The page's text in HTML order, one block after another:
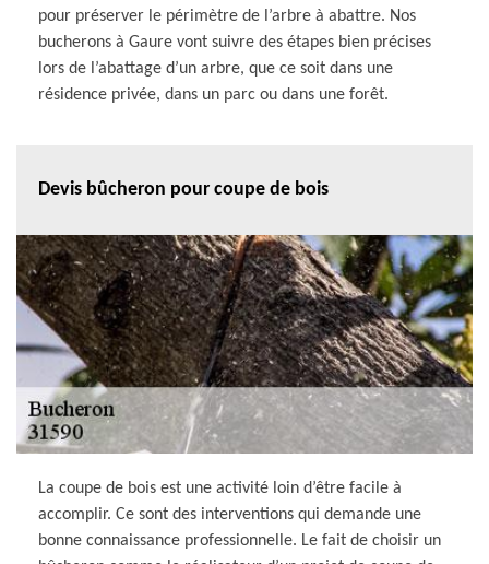
pour préserver le périmètre de l’arbre à abattre. Nos
bucherons à Gaure vont suivre des étapes bien précises
lors de l’abattage d’un arbre, que ce soit dans une
résidence privée, dans un parc ou dans une forêt.
Devis bûcheron pour coupe de bois
La coupe de bois est une activité loin d’être facile à
accomplir. Ce sont des interventions qui demande une
bonne connaissance professionnelle. Le fait de choisir un